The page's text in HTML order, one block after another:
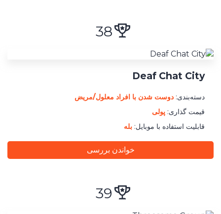
38
Deaf Chat City
دسته‌بندی: دوست‌‌ شدن با افراد معلول/مریض
قیمت گذاری: پولی
قابلیت استفاده با موبایل: بله
خواندن بررسی
39